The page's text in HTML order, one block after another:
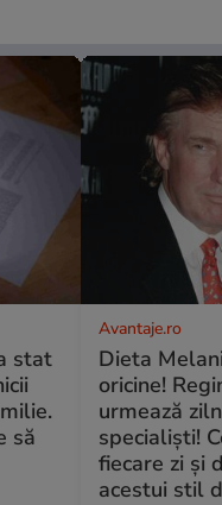
stat
să
Avantaje.ro
Dieta
oricine!
urmează
specialiști!
fiecare zi și
acestui stil